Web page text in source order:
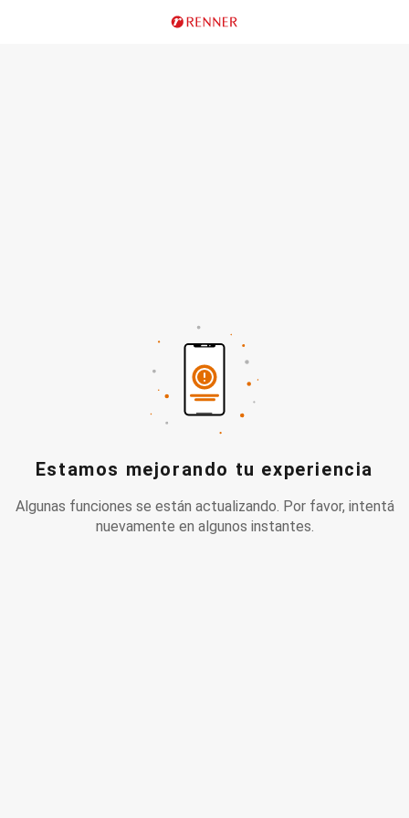
Estamos mejorando tu experiencia
Algunas funciones se están actualizando. Por favor, intentá
nuevamente en algunos instantes.